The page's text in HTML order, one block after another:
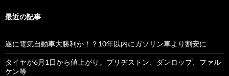
最近の記事
遂に電気自動車大勝利か！？10年以内にガソリン車より割安に
タイヤが6月1日から値上がり。ブリヂストン、ダンロップ、ファル
ケン等